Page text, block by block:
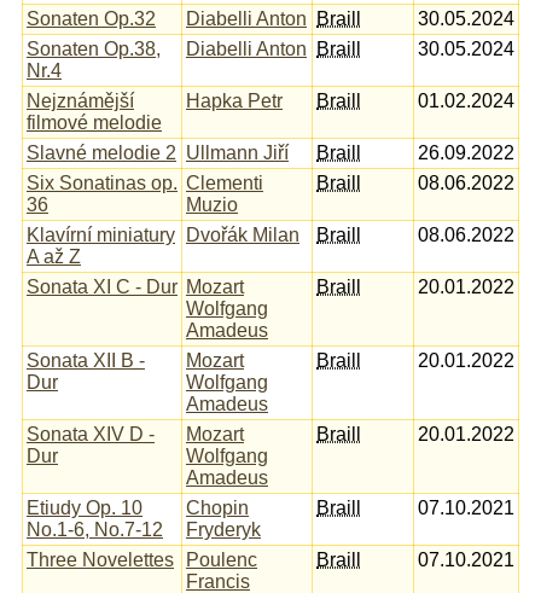
Sonaten Op.32 Diabelli Anton Braill
30.05.2024
Sonaten Op.38,
Nr.4
Diabelli Anton Braill 30.05.2024
Nejznámější
filmové melodie
Hapka Petr Braill 01.02.2024
Slavné melodie 2 Ullmann Jiří Braill
26.09.2022
Six Sonatinas op.
36
Clementi
Muzio
Braill 08.06.2022
Klavírní miniatury
A až Z
Dvořák Milan Braill 08.06.2022
Sonata XI C - Dur Mozart
Wolfgang
Amadeus
Braill 20.01.2022
Sonata XII B -
Dur
Mozart
Wolfgang
Amadeus
Braill 20.01.2022
Sonata XIV D -
Dur
Mozart
Wolfgang
Amadeus
Braill 20.01.2022
Etiudy Op. 10
No.1-6, No.7-12
Chopin
Fryderyk
Braill 07.10.2021
Three Novelettes
Poulenc
Francis
Braill 07.10.2021